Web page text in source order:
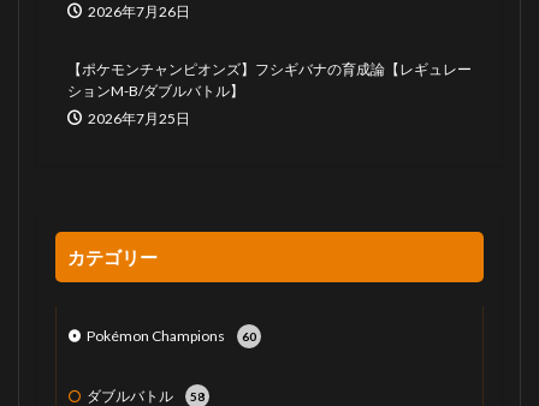
2026年7月26日
【ポケモンチャンピオンズ】フシギバナの育成論【レギュレー
ションM-B/ダブルバトル】
2026年7月25日
カテゴリー
Pokémon Champions 60
ダブルバトル 58